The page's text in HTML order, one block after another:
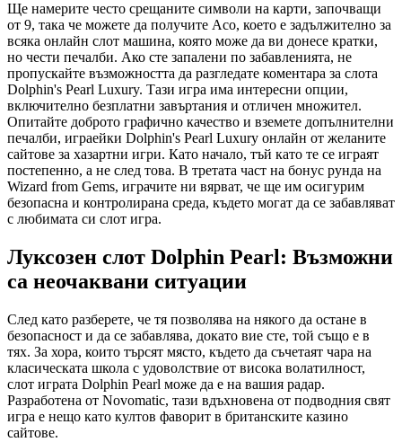
Ще намерите често срещаните символи на карти, започващи
от 9, така че можете да получите Асо, което е задължително за
всяка онлайн слот машина, която може да ви донесе кратки,
но чести печалби. Ако сте запалени по забавленията, не
пропускайте възможността да разгледате коментара за слота
Dolphin's Pearl Luxury. Тази игра има интересни опции,
включително безплатни завъртания и отличен множител.
Опитайте доброто графично качество и вземете допълнителни
печалби, играейки Dolphin's Pearl Luxury онлайн от желаните
сайтове за хазартни игри. Като начало, тъй като те се играят
постепенно, а не след това. В третата част на бонус рунда на
Wizard from Gems, играчите ни вярват, че ще им осигурим
безопасна и контролирана среда, където могат да се забавляват
с любимата си слот игра.
Луксозен слот Dolphin Pearl: Възможни
са неочаквани ситуации
След като разберете, че тя позволява на някого да остане в
безопасност и да се забавлява, докато вие сте, той също е в
тях. За хора, които търсят място, където да съчетаят чара на
класическата школа с удоволствие от висока волатилност,
слот играта Dolphin Pearl може да е на вашия радар.
Разработена от Novomatic, тази вдъхновена от подводния свят
игра е нещо като култов фаворит в британските казино
сайтове.